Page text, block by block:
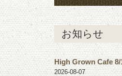
お知らせ
High Grown Cafe 8/
2026-08-07